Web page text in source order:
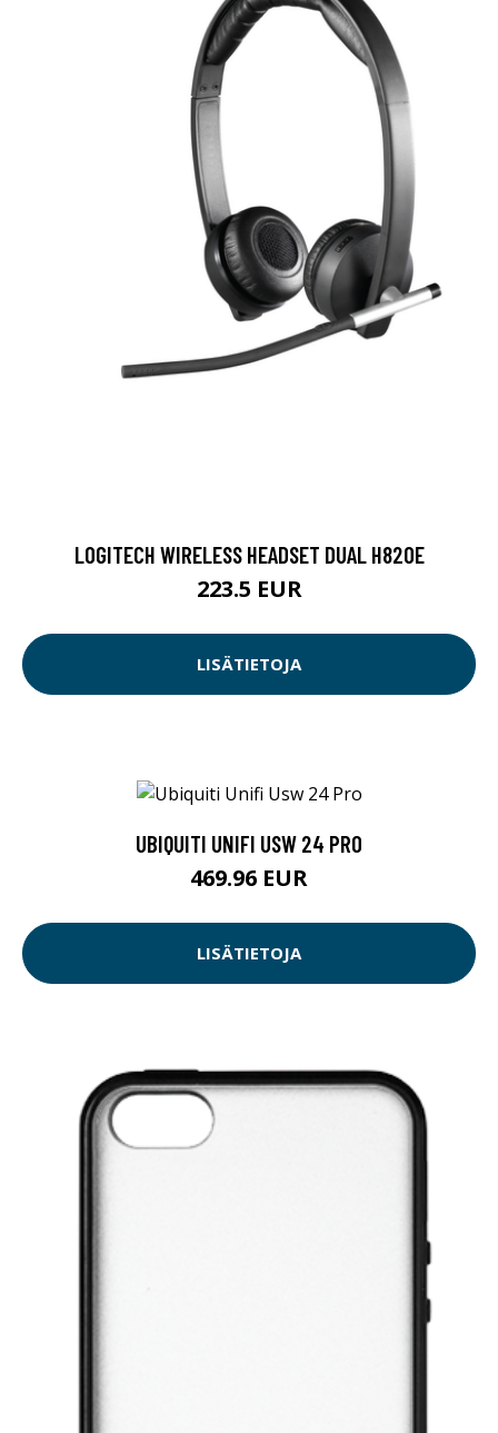
LOGITECH WIRELESS HEADSET DUAL H820E
223.5 EUR
LISÄTIETOJA
UBIQUITI UNIFI USW 24 PRO
469.96 EUR
LISÄTIETOJA